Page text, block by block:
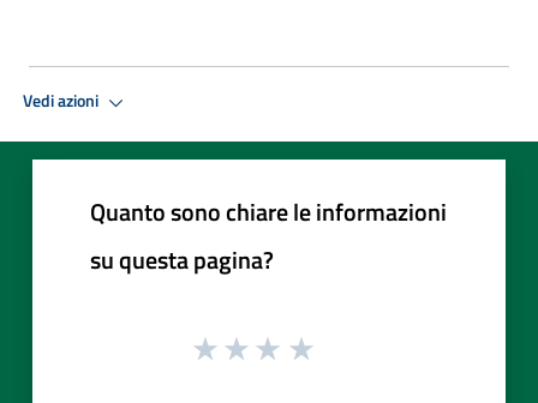
Vedi azioni
Quanto sono chiare le informazioni
su questa pagina?